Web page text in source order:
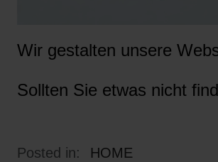
Wir gestalten unsere
Sollten Sie etwas nicht
Posted in: HOME